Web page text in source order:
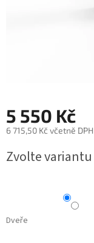
5 550 Kč
6 715,50 Kč včetně DPH
cena:
Zvolte variantu
Dveře